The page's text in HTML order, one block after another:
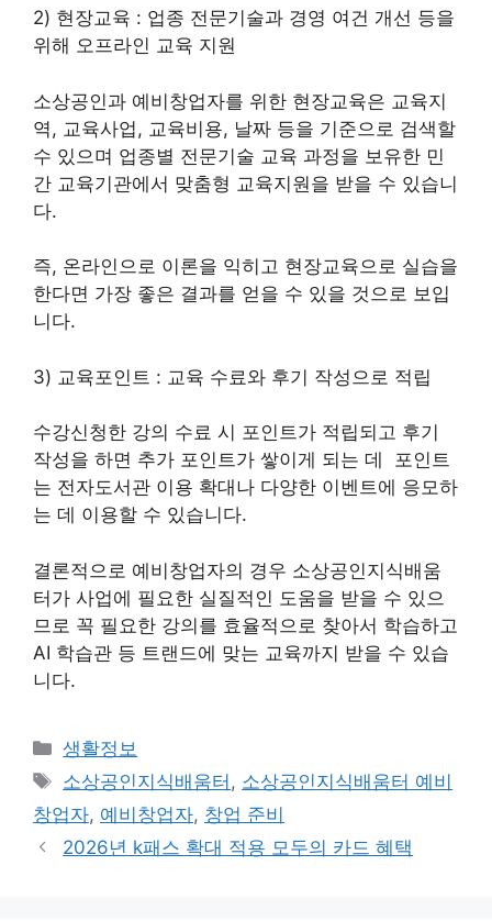
2) 현장교육 : 업종 전문기술과 경영 여건 개선 등을
위해 오프라인 교육 지원
소상공인과 예비창업자를 위한 현장교육은 교육지
역, 교육사업, 교육비용, 날짜 등을 기준으로 검색할
수 있으며 업종별 전문기술 교육 과정을 보유한 민
간 교육기관에서 맞춤형 교육지원을 받을 수 있습니
다.
즉, 온라인으로 이론을 익히고 현장교육으로 실습을
한다면 가장 좋은 결과를 얻을 수 있을 것으로 보입
니다.
3) 교육포인트 : 교육 수료와 후기 작성으로 적립
수강신청한 강의 수료 시 포인트가 적립되고 후기
작성을 하면 추가 포인트가 쌓이게 되는 데 포인트
는 전자도서관 이용 확대나 다양한 이벤트에 응모하
는 데 이용할 수 있습니다.
결론적으로 예비창업자의 경우 소상공인지식배움
터가 사업에 필요한 실질적인 도움을 받을 수 있으
므로 꼭 필요한 강의를 효율적으로 찾아서 학습하고
AI 학습관 등 트랜드에 맞는 교육까지 받을 수 있습
니다.
Categories
생활정보
Tags
소상공인지식배움터 , 소상공인지식배움터 예비
창업자, 예비창업자, 창업 준비
2026년 k패스 확대 적용 모두의 카드 혜택